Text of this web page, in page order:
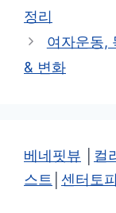
리
정리
여자운동,
& 변화
베네핏뷰 컬
스트
센터토